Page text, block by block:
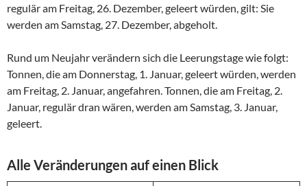
regulär am Freitag, 26. Dezember, geleert würden, gilt: Sie
werden am Samstag, 27. Dezember, abgeholt.
Rund um Neujahr verändern sich die Leerungstage wie folgt:
Tonnen, die am Donnerstag, 1. Januar, geleert würden, werden
am Freitag, 2. Januar, angefahren. Tonnen, die am Freitag, 2.
Januar, regulär dran wären, werden am Samstag, 3. Januar,
geleert.
Alle Veränderungen auf einen Blick